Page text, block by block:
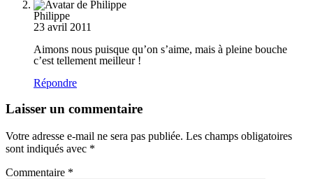
Philippe
23 avril 2011
Aimons nous puisque qu’on s’aime, mais à pleine bouche
c’est tellement meilleur !
Répondre
Laisser un commentaire
Votre adresse e-mail ne sera pas publiée. Les champs obligatoires
sont indiqués avec *
Commentaire *